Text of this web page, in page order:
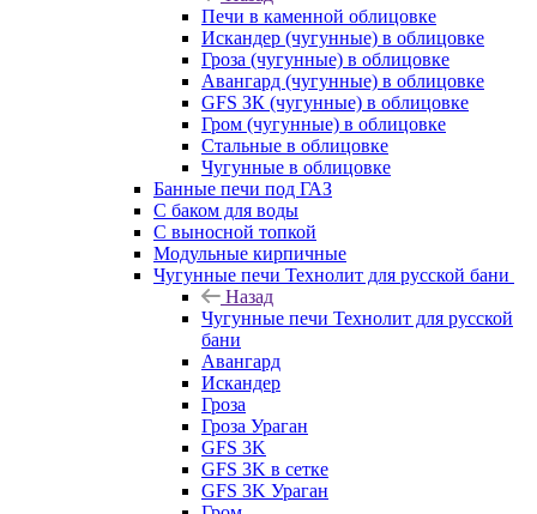
Печи в каменной облицовке
Искандер (чугунные) в облицовке
Гроза (чугунные) в облицовке
Авангард (чугунные) в облицовке
GFS ЗК (чугунные) в облицовке
Гром (чугунные) в облицовке
Стальные в облицовке
Чугунные в облицовке
Банные печи под ГАЗ
С баком для воды
С выносной топкой
Модульные кирпичные
Чугунные печи Технолит для русской бани
Назад
Чугунные печи Технолит для русской
бани
Авангард
Искандер
Гроза
Гроза Ураган
GFS 3K
GFS 3K в сетке
GFS 3K Ураган